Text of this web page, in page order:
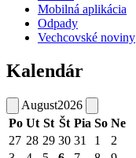
Mobilná aplikácia
Odpady
Vechcovské noviny
Kalendár
August2026
Po Ut St Št Pia So Ne
27 28 29 30 31 1
2